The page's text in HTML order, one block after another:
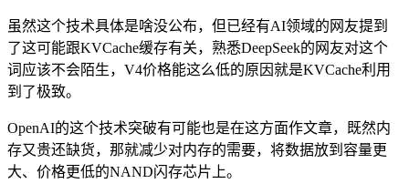
虽然这个技术具体是啥没公布，但已经有AI领域的网友提到
了这可能跟KVCache缓存有关，熟悉DeepSeek的网友对这个
词应该不会陌生，V4价格能这么低的原因就是KVCache利用
到了极致。
OpenAI的这个技术突破有可能也是在这方面作文章，既然内
存又贵还缺货，那就减少对内存的需要，将数据放到容量更
大、价格更低的NAND闪存芯片上。